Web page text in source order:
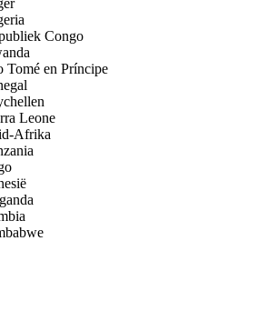
Congo
Tomé en Príncipe
Leone
Afrika